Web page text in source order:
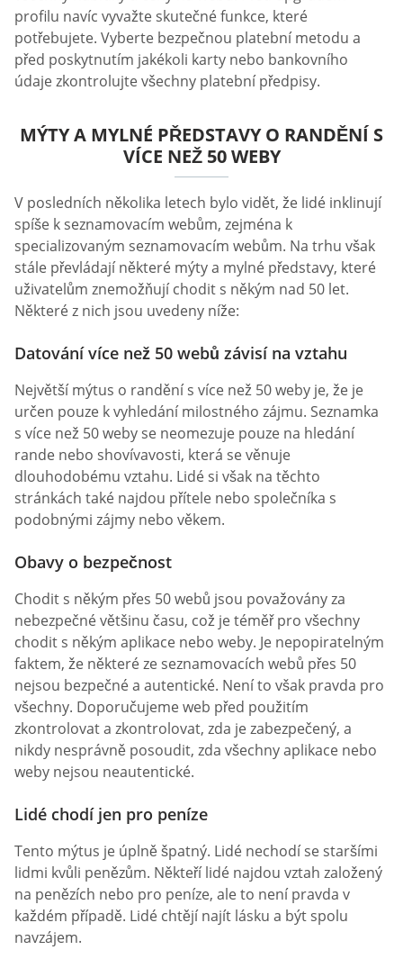
profilu navíc vyvažte skutečné funkce, které
potřebujete. Vyberte bezpečnou platební metodu a
před poskytnutím jakékoli karty nebo bankovního
údaje zkontrolujte všechny platební předpisy.
MÝTY A MYLNÉ PŘEDSTAVY O RANDĚNÍ S
VÍCE NEŽ 50 WEBY
V posledních několika letech bylo vidět, že lidé inklinují
spíše k seznamovacím webům, zejména k
specializovaným seznamovacím webům. Na trhu však
stále převládají některé mýty a mylné představy, které
uživatelům znemožňují chodit s někým nad 50 let.
Některé z nich jsou uvedeny níže:
Datování více než 50 webů závisí na vztahu
Největší mýtus o randění s více než 50 weby je, že je
určen pouze k vyhledání milostného zájmu. Seznamka
s více než 50 weby se neomezuje pouze na hledání
rande nebo shovívavosti, která se věnuje
dlouhodobému vztahu. Lidé si však na těchto
stránkách také najdou přítele nebo společníka s
podobnými zájmy nebo věkem.
Obavy o bezpečnost
Chodit s někým přes 50 webů jsou považovány za
nebezpečné většinu času, což je téměř pro všechny
chodit s někým aplikace nebo weby. Je nepopiratelným
faktem, že některé ze seznamovacích webů přes 50
nejsou bezpečné a autentické. Není to však pravda pro
všechny. Doporučujeme web před použitím
zkontrolovat a zkontrolovat, zda je zabezpečený, a
nikdy nesprávně posoudit, zda všechny aplikace nebo
weby nejsou neautentické.
Lidé chodí jen pro peníze
Tento mýtus je úplně špatný. Lidé nechodí se staršími
lidmi kvůli penězům. Někteří lidé najdou vztah založený
na penězích nebo pro peníze, ale to není pravda v
každém případě. Lidé chtějí najít lásku a být spolu
navzájem.